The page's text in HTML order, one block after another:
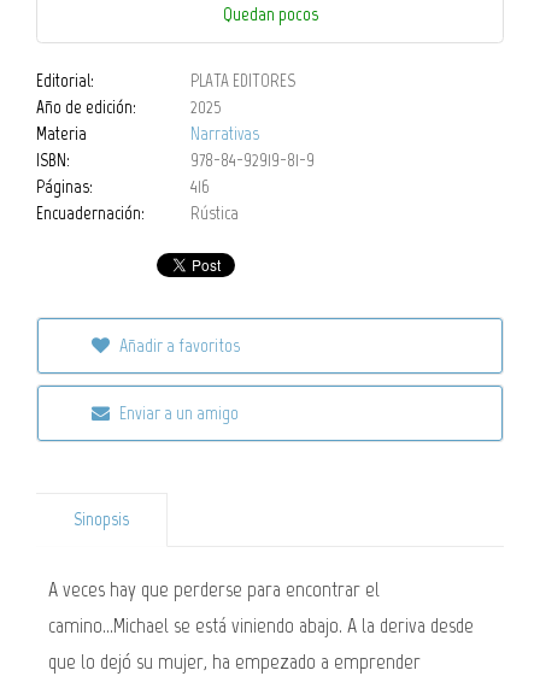
Quedan pocos
Editorial:
PLATA EDITORES
Año de edición:
2025
Materia
Narrativas
ISBN:
978-84-92919-81-9
Páginas:
416
Encuadernación:
Rústica
Añadir a favoritos
Enviar a un amigo
Sinopsis
A veces hay que perderse para encontrar el
camino...Michael se está viniendo abajo. A la deriva desde
que lo dejó su mujer, ha empezado a emprender